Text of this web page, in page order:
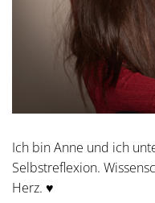
Ich bin Anne und ich
Selbstreflexion.
Herz. ♥